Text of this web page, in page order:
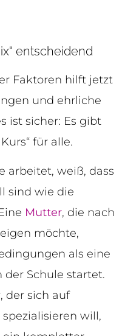
entscheidend
Faktoren hilft jetzt
und ehrliche
ist sicher: Es gibt
für alle.
arbeitet, weiß, dass
sind wie die
Mutter, die nach
möchte,
als eine
Schule startet.
der sich auf
will,